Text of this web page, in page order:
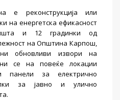
е реконструкција или
на енергетска ефикасност
и 12 градинки од
на Општина Карпош,
обновливи извори на
се на повеќе локации
панели за електрично
за јавно и улично